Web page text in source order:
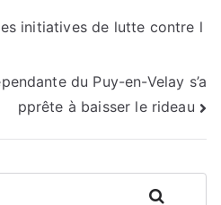
initiatives de lutte contre l
du Puy-en-Velay s’a
pprête à baisser le rideau
Rechercher